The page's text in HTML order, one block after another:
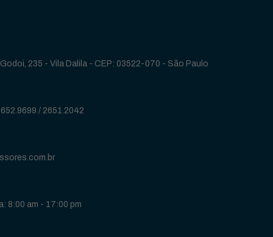
235 - Vila Dalila - CEP: 03522-070 - São Paulo
/ 2651.2042
8:00 am - 17:00 pm